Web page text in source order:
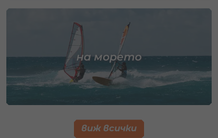
на морето
виж всички